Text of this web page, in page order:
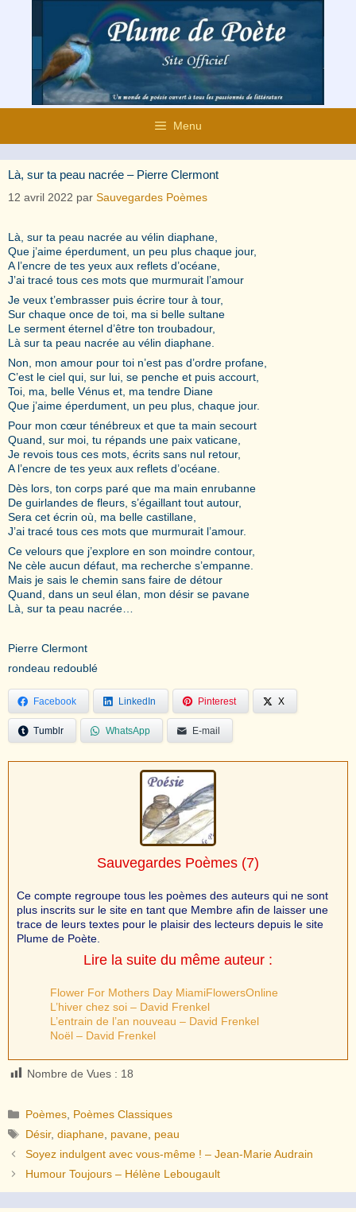
contenu
Menu
Là, sur ta peau nacrée – Pierre Clermont
12 avril 2022 par Sauvegardes Poèmes
Là, sur ta peau nacrée au vélin diaphane,
Que j’aime éperdument, un peu plus chaque jour,
A l’encre de tes yeux aux reflets d’océane,
J’ai tracé tous ces mots que murmurait l’amour
Je veux t’embrasser puis écrire tour à tour,
Sur chaque once de toi, ma si belle sultane
Le serment éternel d’être ton troubadour,
Là sur ta peau nacrée au vélin diaphane.
Non, mon amour pour toi n’est pas d’ordre profane,
C’est le ciel qui, sur lui, se penche et puis accourt,
Toi, ma, belle Vénus et, ma tendre Diane
Que j’aime éperdument, un peu plus, chaque jour.
Pour mon cœur ténébreux et que ta main secourt
Quand, sur moi, tu répands une paix vaticane,
Je revois tous ces mots, écrits sans nul retour,
A l’encre de tes yeux aux reflets d’océane.
Dès lors, ton corps paré que ma main enrubanne
De guirlandes de fleurs, s’égaillant tout autour,
Sera cet écrin où, ma belle castillane,
J’ai tracé tous ces mots que murmurait l’amour.
Ce velours que j’explore en son moindre contour,
Ne cèle aucun défaut, ma recherche s’empanne.
Mais je sais le chemin sans faire de détour
Quand, dans un seul élan, mon désir se pavane
Là, sur ta peau nacrée…
Pierre Clermont
rondeau redoublé
Facebook LinkedIn Pinterest X
Tumblr WhatsApp E-mail
Sauvegardes Poèmes (7)
Ce compte regroupe tous les poèmes des auteurs qui ne sont
plus inscrits sur le site en tant que Membre afin de laisser une
trace de leurs textes pour le plaisir des lecteurs depuis le site
Plume de Poète.
Lire la suite du même auteur :
Flower For Mothers Day MiamiFlowersOnline
L’hiver chez soi – David Frenkel
L’entrain de l’an nouveau – David Frenkel
Noël – David Frenkel
Nombre de Vues : 18
Catégories
Poèmes Poèmes Classiques
Étiquettes
Désir,diaphane pavane peau
Soyez indulgent avec vous-même ! – Jean-Marie Audrain
Humour Toujours – Hélène Lebougault